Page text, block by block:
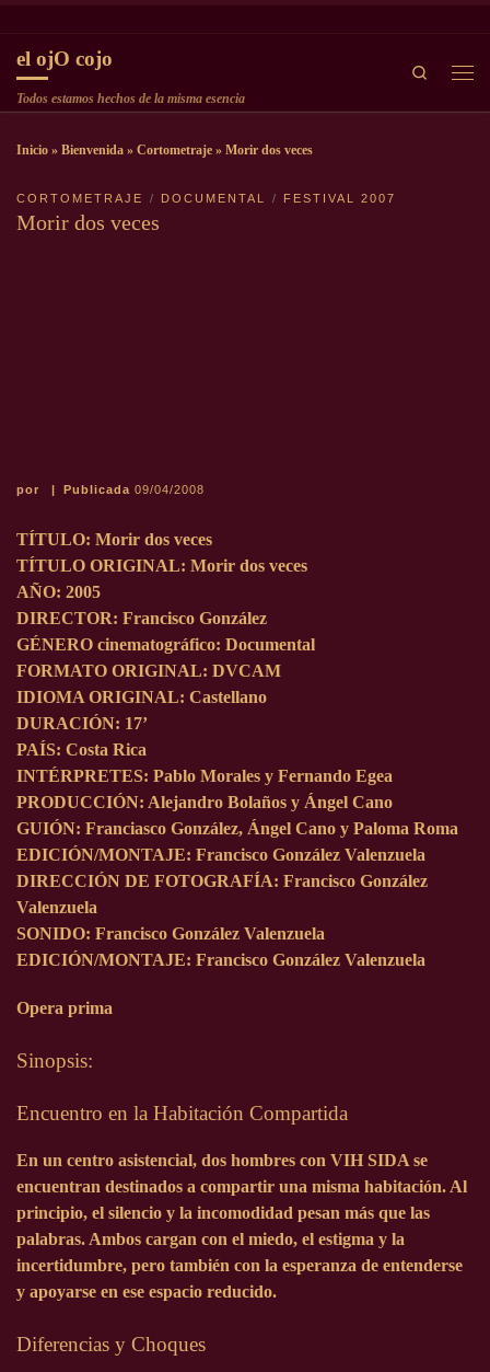
el ojO cojo
Todos estamos hechos de la misma esencia
Search
Inicio » Bienvenida » Cortometraje » Morir dos veces
CORTOMETRAJE DOCUMENTAL FESTIVAL 2007
Morir dos veces
por | Publicada 09/04/2008
TÍTULO: Morir dos veces
TÍTULO ORIGINAL: Morir dos veces
AÑO: 2005
DIRECTOR: Francisco González
GÉNERO cinematográfico: Documental
FORMATO ORIGINAL: DVCAM
IDIOMA ORIGINAL: Castellano
DURACIÓN: 17’
PAÍS: Costa Rica
INTÉRPRETES: Pablo Morales y Fernando Egea
PRODUCCIÓN: Alejandro Bolaños y Ángel Cano
GUIÓN: Franciasco González, Ángel Cano y Paloma Roma
EDICIÓN/MONTAJE: Francisco González Valenzuela
DIRECCIÓN DE FOTOGRAFÍA: Francisco González
Valenzuela
SONIDO: Francisco González Valenzuela
EDICIÓN/MONTAJE: Francisco González Valenzuela
Opera prima
Sinopsis:
Encuentro en la Habitación Compartida
En un centro asistencial, dos hombres con VIH SIDA se
encuentran destinados a compartir una misma habitación. Al
principio, el silencio y la incomodidad pesan más que las
palabras. Ambos cargan con el miedo, el estigma y la
incertidumbre, pero también con la esperanza de entenderse
y apoyarse en ese espacio reducido.
Diferencias y Choques